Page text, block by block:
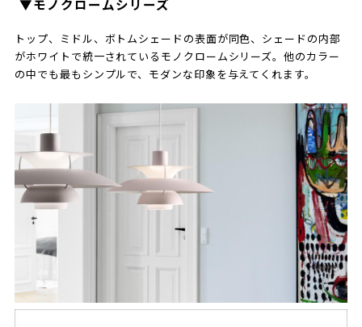
▼モノクロームシリーズ
トップ、ミドル、ボトムシェードの表面が同色、シェードの内部
がホワイトで統一されているモノクロームシリーズ。他のカラー
の中でも最もシンプルで、モダンな印象を与えてくれます。